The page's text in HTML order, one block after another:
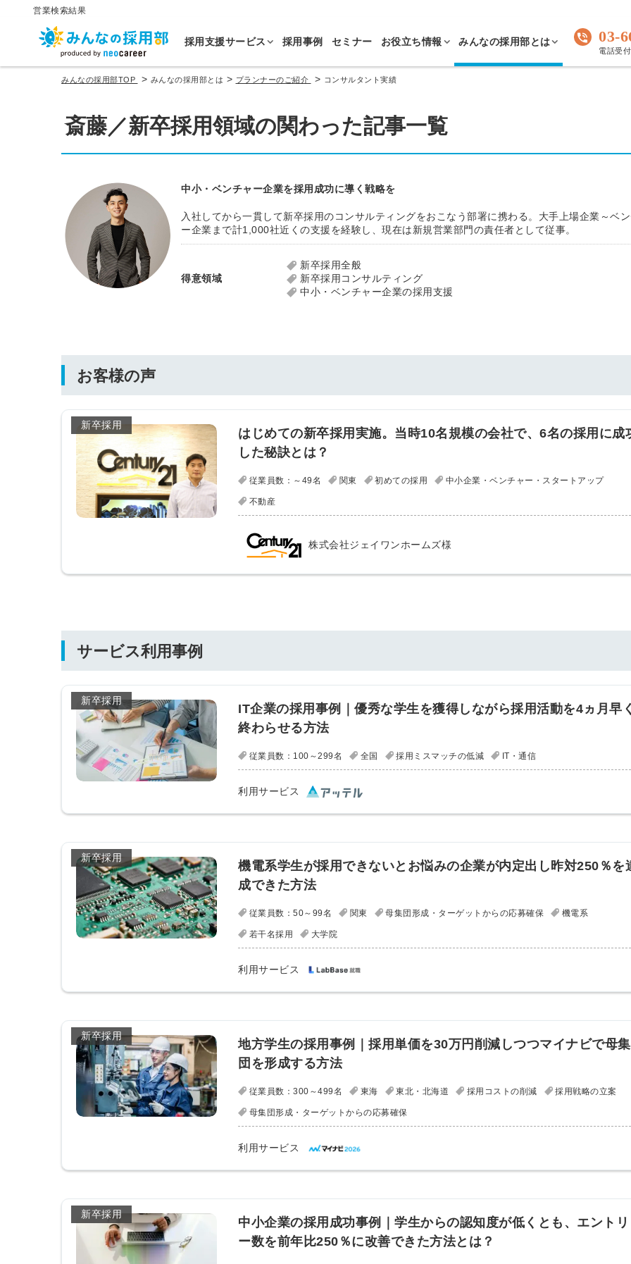
営業検索結果
採用支援サービス 採用事例 セミナー お役立ち情報 みんなの採用部とは 03-
電話受
みんなの採用部TOP > みんなの採用部とは > プランナーのご紹介 > コンサルタント実績
斎藤／新卒採用領域の関わった記事一覧
中小・ベンチャー企業を採用成功に導く戦略を
入社してから一貫して新卒採用のコンサルティングをおこなう部署に携わる。大手上場企業～ベ
ー企業まで計1,000社近くの支援を経験し、現在は新規営業部門の責任者として従事。
得意領域
新卒採用全般
新卒採用コンサルティング
中小・ベンチャー企業の採用支援
お客様の声
新卒採用
はじめての新卒採用実施。当時10名規模の会社で、6名の採用に成
した秘訣とは？
従業員数：～49名 関東 初めての採用 中小企業・ベンチャー・スタートアップ
不動産
株式会社ジェイワンホームズ様
サービス利用事例
新卒採用
IT企業の採用事例｜優秀な学生を獲得しながら採用活動を4ヵ月早
終わらせる方法
従業員数：100～299名 全国 採用ミスマッチの低減 IT・通信
利用サービス
新卒採用
機電系学生が採用できないとお悩みの企業が内定出し昨対250％を
成できた方法
従業員数：50～99名 関東 母集団形成・ターゲットからの応募確保 機電系
若干名採用 大学院
利用サービス
新卒採用
地方学生の採用事例｜採用単価を30万円削減しつつマイナビで母集
団を形成する方法
従業員数：300～499名 東海 東北・北海道 採用コストの削減 採用戦略の立案
母集団形成・ターゲットからの応募確保
利用サービス
新卒採用
中小企業の採用成功事例｜学生からの認知度が低くとも、エントリ
ー数を前年比250％に改善できた方法とは？
簡単10
採用課題